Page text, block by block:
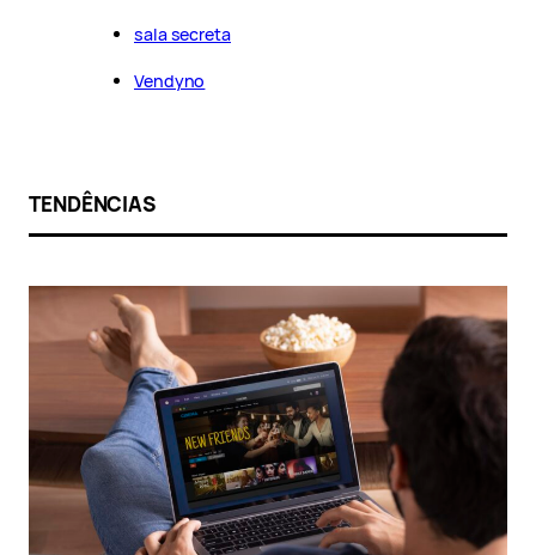
sala secreta
Vendyno
TENDÊNCIAS